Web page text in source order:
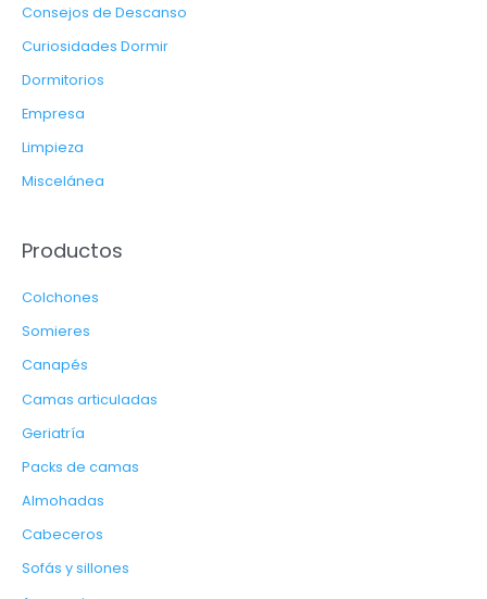
Consejos de Descanso
Curiosidades Dormir
Dormitorios
Empresa
Limpieza
Miscelánea
Productos
Colchones
Somieres
Canapés
Camas articuladas
Geriatría
Packs de camas
Almohadas
Cabeceros
Sofás y sillones